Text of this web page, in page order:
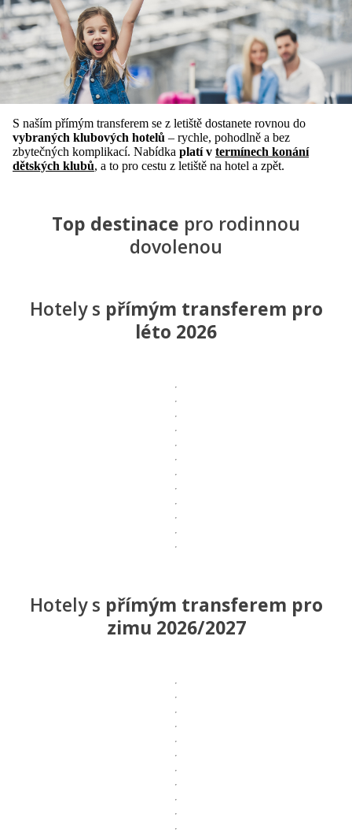
S naším přímým transferem se z letiště dostanete rovnou do
vybraných klubových hotelů – rychle, pohodlně a bez
zbytečných komplikací. Nabídka platí v termínech konání
dětských klubů, a to pro cestu z letiště na hotel a zpět.
Top destinace pro rodinnou
dovolenou
Hotely s přímým transferem pro
léto 2026
Hotely s přímým transferem pro
zimu 2026/2027